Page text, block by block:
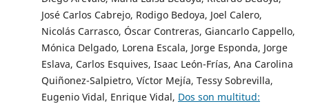
José Carlos Cabrejo, Rodigo Bedoya, Joel Calero,
Nicolás Carrasco, Óscar Contreras, Giancarlo Cappello,
Mónica Delgado, Lorena Escala, Jorge Esponda, Jorge
Eslava, Carlos Esquives, Isaac León-Frías, Ana Carolina
Quiñonez-Salpietro, Víctor Mejía, Tessy Sobrevilla,
Eugenio Vidal, Enrique Vidal, Dos son multitud: